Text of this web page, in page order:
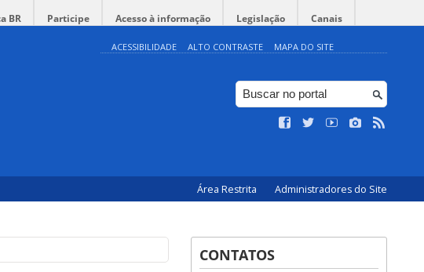
BR Participe Acesso à informação Legislação Canais
ACESSIBILIDADE ALTO CONTRASTE MAPA DO SITE
Área Restrita Administradores do Site
CONTATOS